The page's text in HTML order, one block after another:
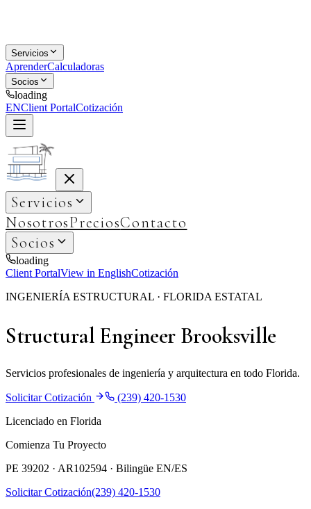
Servicios
AprenderCalculadoras
Socios
loading
ENClient PortalCotización
Servicios
NosotrosPreciosContacto
Socios
loading
Client PortalView in EnglishCotización
INGENIERÍA ESTRUCTURAL · FLORIDA ESTATAL
Structural Engineer Brooksville
Servicios profesionales de ingeniería y arquitectura en todo Florida.
Solicitar Cotización
(239) 420-1530
Licenciado en Florida
Comienza Tu Proyecto
PE 39202 · AR102594 · Bilingüe EN/ES
Solicitar Cotización(239) 420-1530